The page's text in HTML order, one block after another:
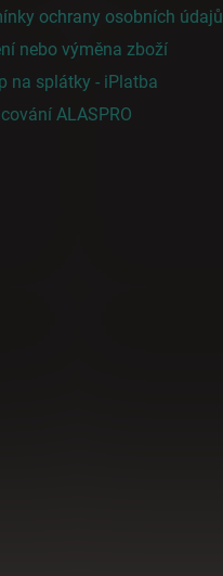
ochrany osobních údajů
nebo výměna zboží
na splátky - iPlatba
ALASPRO